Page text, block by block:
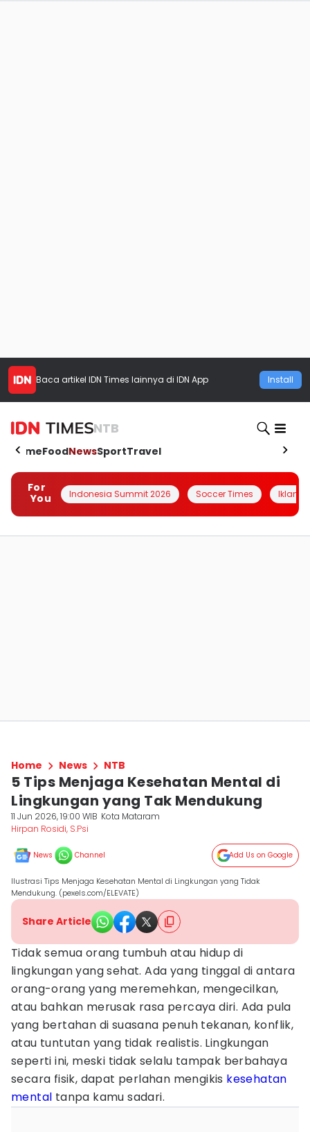
Baca artikel IDN Times lainnya di IDN App Install
NTB
HomeFoodNewsSportTravel
For
You
Indonesia Summit 2026 Soccer Times Iklanin
Home News NTB
5 Tips Menjaga Kesehatan Mental di
Lingkungan yang Tak Mendukung
11 Jun 2026, 19:00 WIB Kota Mataram
Hirpan Rosidi, S.Psi
News Channel Add Us on Google
Ilustrasi Tips Menjaga Kesehatan Mental di Lingkungan yang Tidak
Mendukung. (pexels.com/ELEVATE)
Share Article
Tidak semua orang tumbuh atau hidup di
lingkungan yang sehat. Ada yang tinggal di antara
orang-orang yang meremehkan, mengecilkan,
atau bahkan merusak rasa percaya diri. Ada pula
yang bertahan di suasana penuh tekanan, konflik,
atau tuntutan yang tidak realistis. Lingkungan
seperti ini, meski tidak selalu tampak berbahaya
secara fisik, dapat perlahan mengikis kesehatan
mental tanpa kamu sadari.